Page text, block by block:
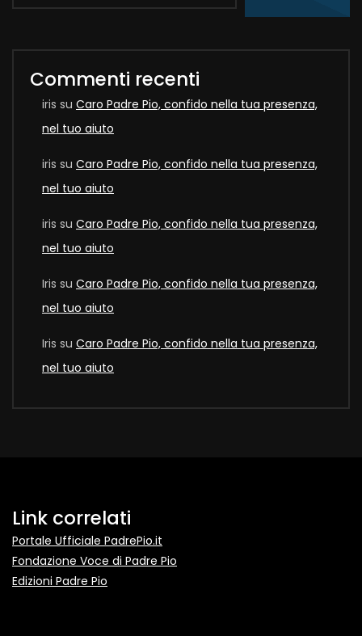
Commenti recenti
iris su Caro Padre Pio, confido nella tua presenza,
nel tuo aiuto
iris su Caro Padre Pio, confido nella tua presenza,
nel tuo aiuto
iris su Caro Padre Pio, confido nella tua presenza,
nel tuo aiuto
Iris su Caro Padre Pio, confido nella tua presenza,
nel tuo aiuto
Iris su Caro Padre Pio, confido nella tua presenza,
nel tuo aiuto
Link correlati
Portale Ufficiale PadrePio.it
Fondazione Voce di Padre Pio
Edizioni Padre Pio